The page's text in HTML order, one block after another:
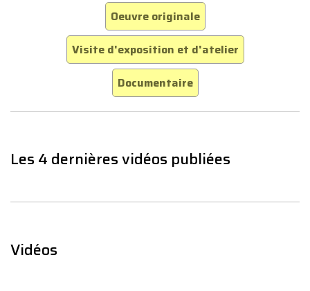
Oeuvre originale
Visite d'exposition et d'atelier
Documentaire
Les 4 dernières vidéos publiées
Vidéos